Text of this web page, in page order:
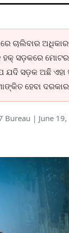
ଚାଲିବାର
ସଡ଼କରେ ମୋଟର
ଯଦି ସଡ଼କ ଅଛି ଏହା
ହେବା
Bureau | June